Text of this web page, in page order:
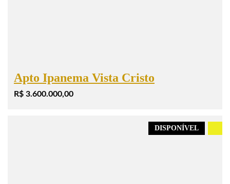
Apto Ipanema Vista Cristo
R$ 3.600.000,00
DISPONÍVEL